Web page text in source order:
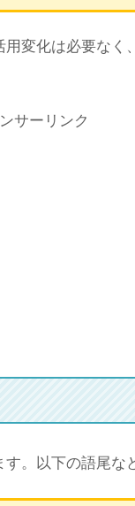
変化は必要なく
サーリンク
。以下の語尾な